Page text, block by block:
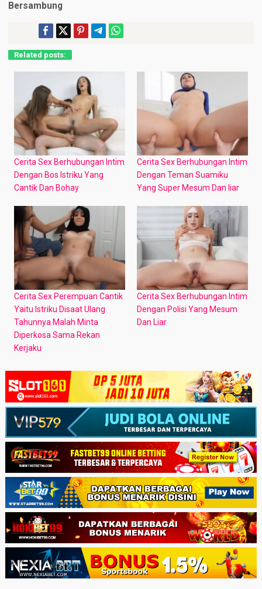
Bersambung
Related posts:
Cerita Sex Berhubungan Intim
Dengan Bos Istriku Yang
Cantik Dan Bohay
Cerita Sex Berhubungan Intim
Dengan Teman Suamiku
Yang Super Mesum Dan liar
Cerita Sex Perempuan Cantik
Yaitu Istriku Disaat Ulang
Tahunnya Malah Minta
Diperkosa Sama Rekan
Kerjaku
Cerita Sex Berhubungan Intim
Dengan Polisi Yang Mesum
Dan Liar